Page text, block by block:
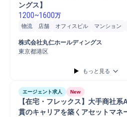
ングス】
1200~1600万
物流 店舗 オフィスビル マンション
物件プロパティマネジメント
株式会社丸仁ホールディングス
東京都港区
もっと見る
エージェント求人 New
【在宅・フレックス】大手商社
貫のキャリアを築くアセットマネ